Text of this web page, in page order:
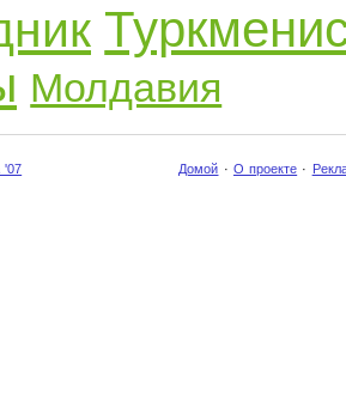
Молдавия
'07 Домой · О проекте ·